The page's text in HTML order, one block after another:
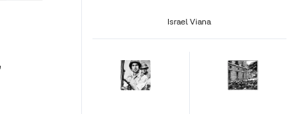
Israel Viana